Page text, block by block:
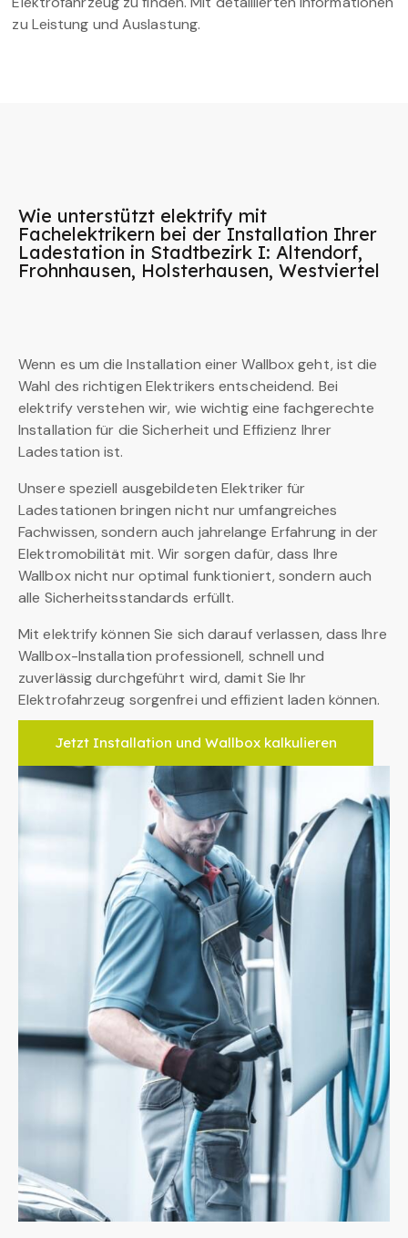
zu Leistung und Auslastung.
Wie unterstützt elektrify mit
Fachelektrikern bei der Installation Ihrer
Ladestation in Stadtbezirk I: Altendorf,
Frohnhausen, Holsterhausen, Westviertel
Wenn es um die Installation einer Wallbox geht, ist die
Wahl des richtigen Elektrikers entscheidend. Bei
elektrify verstehen wir, wie wichtig eine fachgerechte
Installation für die Sicherheit und Effizienz Ihrer
Ladestation ist.
Unsere speziell ausgebildeten Elektriker für
Ladestationen bringen nicht nur umfangreiches
Fachwissen, sondern auch jahrelange Erfahrung in der
Elektromobilität mit. Wir sorgen dafür, dass Ihre
Wallbox nicht nur optimal funktioniert, sondern auch
alle Sicherheitsstandards erfüllt.
Mit elektrify können Sie sich darauf verlassen, dass Ihre
Wallbox-Installation professionell, schnell und
zuverlässig durchgeführt wird, damit Sie Ihr
Elektrofahrzeug sorgenfrei und effizient laden können.
Jetzt Installation und Wallbox kalkulieren